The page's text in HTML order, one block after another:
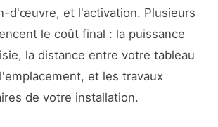
d'œuvre, et l'activation. Plusieurs
le coût final : la puissance
la distance entre votre tableau
et les travaux
de votre installation.